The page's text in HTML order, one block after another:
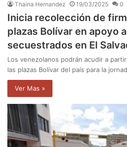
Thaina Hernandez 19/03/2025 0
Inicia recolección de
plazas Bolívar en apoyo
secuestrados en El
Los venezolanos podrán acudir a
las plazas Bolívar del país para la
Ver Mas »